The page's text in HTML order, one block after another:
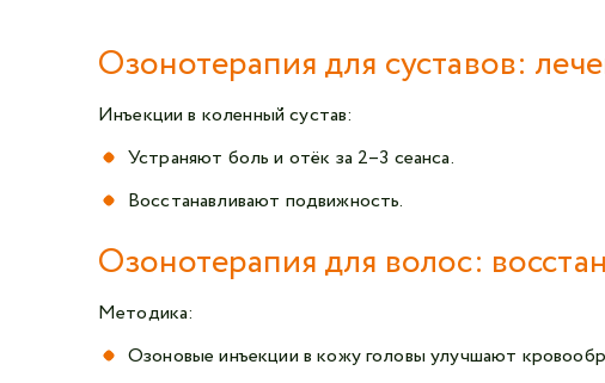
Озонотерапия для суставов:
Инъекции в коленный сустав:
Устраняют боль и отёк за 2–3 сеанса.
Восстанавливают подвижность.
Озонотерапия для волос:
Методика:
Озоновые инъекции в кожу головы улучшают